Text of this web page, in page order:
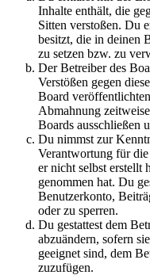
Inhalte enthält, die
Sitten verstoßen. Du
besitzt, die in deinen
zu setzen bzw. zu
Der Betreiber des
Verstößen gegen
Board
Abmahnung
Boards ausschließen
Du nimmst zur
Verantwortung für
er nicht selbst erstellt
genommen hat. Du
Benutzerkonto,
oder zu sperren.
Du gestattest dem
abzuändern, sofern
geeignet sind, dem
zuzufügen.